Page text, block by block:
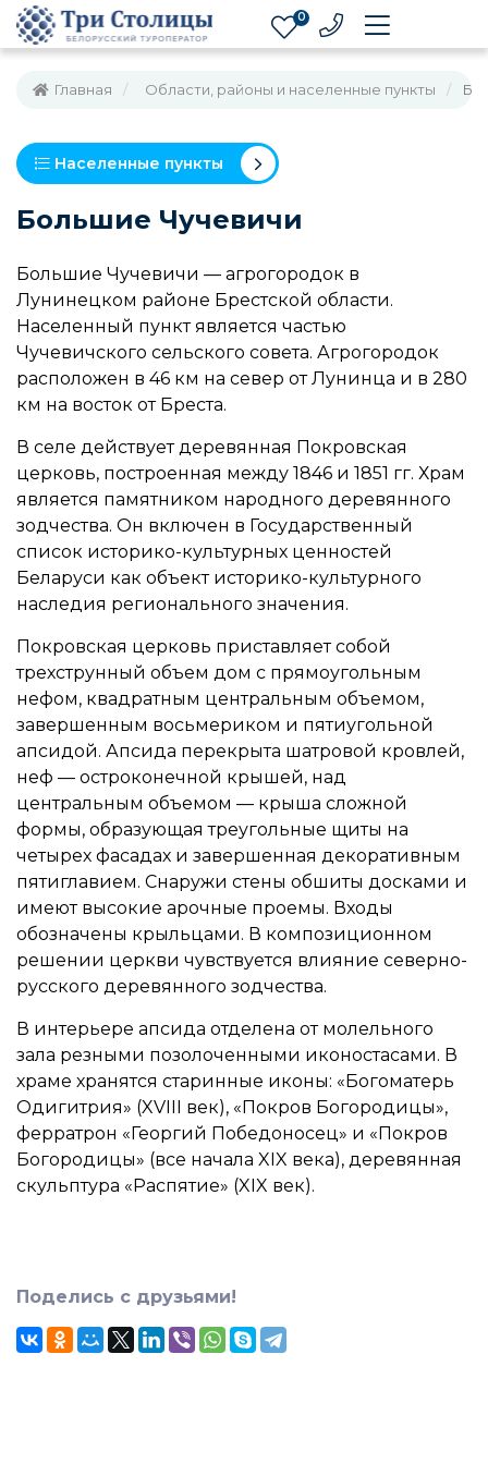
0
Главная Области, районы и населенные пункты
Населенные пункты
Большие Чучевичи
Большие Чучевичи — агрогородок в
Лунинецком районе Брестской области.
Населенный пункт является частью
Чучевичского сельского совета. Агрогородок
расположен в 46 км на север от Лунинца и в 280
км на восток от Бреста.
В селе действует деревянная Покровская
церковь, построенная между 1846 и 1851 гг. Храм
является памятником народного деревянного
зодчества. Он включен в Государственный
список историко-культурных ценностей
Беларуси как объект историко-культурного
наследия регионального значения.
Покровская церковь приставляет собой
трехструнный объем дом с прямоугольным
нефом, квадратным центральным объемом,
завершенным восьмериком и пятиугольной
апсидой. Апсида перекрыта шатровой кровлей,
неф — остроконечной крышей, над
центральным объемом — крыша сложной
формы, образующая треугольные щиты на
четырех фасадах и завершенная декоративным
пятиглавием. Снаружи стены обшиты досками и
имеют высокие арочные проемы. Входы
обозначены крыльцами. В композиционном
решении церкви чувствуется влияние северно-
русского деревянного зодчества.
В интерьере апсида отделена от молельного
зала резными позолоченными иконостасами. В
храме хранятся старинные иконы: «Богоматерь
Одигитрия» (XVIII век), «Покров Богородицы»,
ферратрон «Георгий Победоносец» и «Покров
Богородицы» (все начала XIX века), деревянная
скульптура «Распятие» (XIX век).
Поделись с друзьями!